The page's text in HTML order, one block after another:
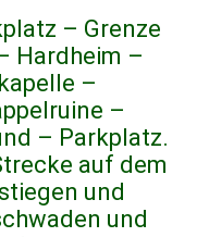
– Grenze
Hardheim –
–
–
– Parkplatz.
auf dem
und
und